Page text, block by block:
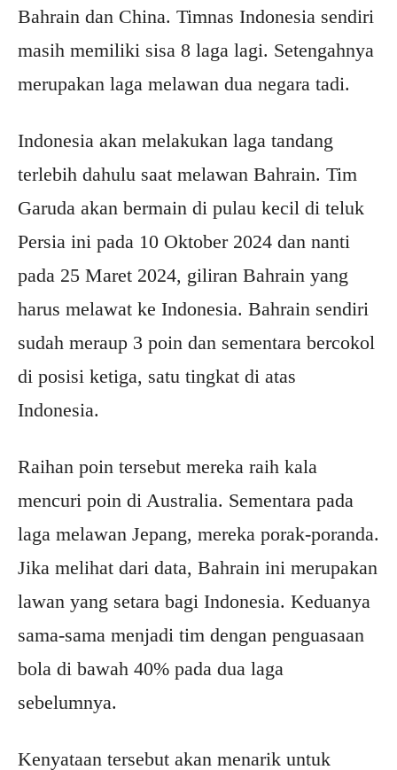
Bahrain dan China. Timnas Indonesia sendiri
masih memiliki sisa 8 laga lagi. Setengahnya
merupakan laga melawan dua negara tadi.
Indonesia akan melakukan laga tandang
terlebih dahulu saat melawan Bahrain. Tim
Garuda akan bermain di pulau kecil di teluk
Persia ini pada 10 Oktober 2024 dan nanti
pada 25 Maret 2024, giliran Bahrain yang
harus melawat ke Indonesia. Bahrain sendiri
sudah meraup 3 poin dan sementara bercokol
di posisi ketiga, satu tingkat di atas
Indonesia.
Raihan poin tersebut mereka raih kala
mencuri poin di Australia. Sementara pada
laga melawan Jepang, mereka porak-poranda.
Jika melihat dari data, Bahrain ini merupakan
lawan yang setara bagi Indonesia. Keduanya
sama-sama menjadi tim dengan penguasaan
bola di bawah 40% pada dua laga
sebelumnya.
Kenyataan tersebut akan menarik untuk